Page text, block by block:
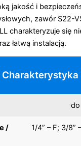
jakość i
zawór S22-
charakteryzuje się
łatwą instalacją.
Charakterystyka
do
/
1/4” – F; 3/8”